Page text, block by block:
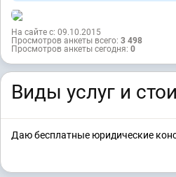
На сайте с: 09.10.2015
Просмотров анкеты всего: 3 498
Просмотров анкеты сегодня: 0
Виды услуг и
Даю бесплатные юридические